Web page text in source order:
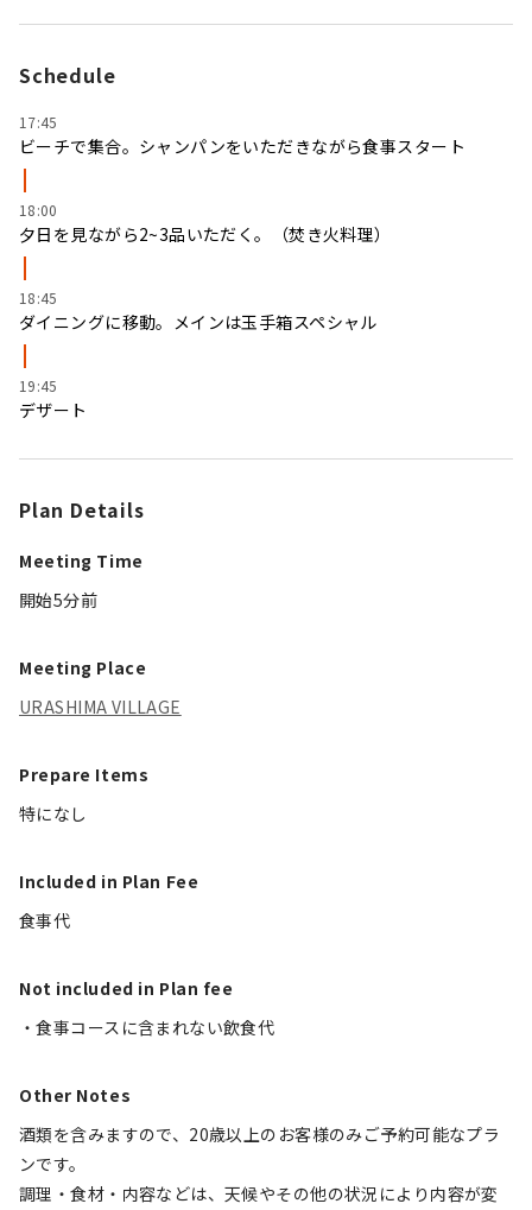
Schedule
17:45
ビーチで集合。シャンパンをいただきながら食事スタート
18:00
夕日を見ながら2~3品いただく。（焚き火料理）
18:45
ダイニングに移動。メインは玉手箱スペシャル
19:45
デザート
Plan Details
Meeting Time
開始5分前
Meeting Place
URASHIMA VILLAGE
Prepare Items
特になし
Included in Plan Fee
食事代
Not included in Plan fee
・食事コースに含まれない飲食代
Other Notes
酒類を含みますので、20歳以上のお客様のみご予約可能なプラ
ンです。
調理・食材・内容などは、天候やその他の状況により内容が変